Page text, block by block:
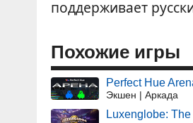
поддерживает
Похожие игры
Perfect Hue
Экшен | Аркада
Luxenglobe: